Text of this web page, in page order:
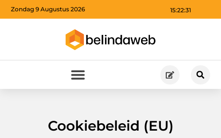
15:22:31
Zondag 9 Augustus 2026
Cookiebeleid (EU)